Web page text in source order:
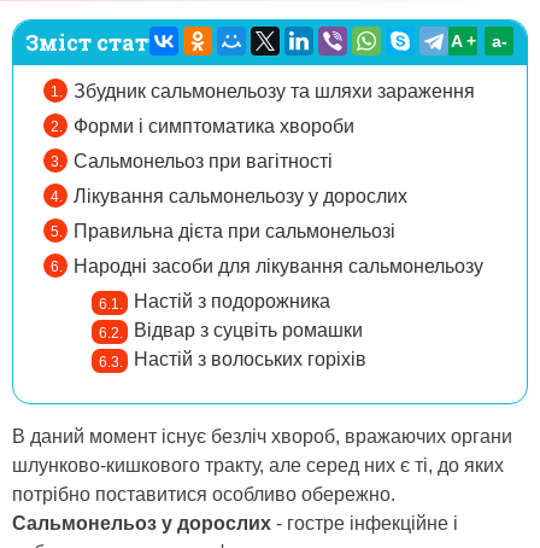
Зміст статті:
Збудник сальмонельозу та шляхи зараження
Форми і симптоматика хвороби
Сальмонельоз при вагітності
Лікування сальмонельозу у дорослих
Правильна дієта при сальмонельозі
Народні засоби для лікування сальмонельозу
Настій з подорожника
Відвар з суцвіть ромашки
Настій з волоських горіхів
A + а-
В даний момент існує безліч хвороб, вражаючих органи
шлунково-кишкового тракту, але серед них є ті, до яких
потрібно поставитися особливо обережно.
Сальмонельоз у дорослих - гостре інфекційне і